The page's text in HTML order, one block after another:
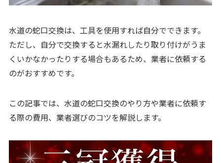
水道の蛇口交換は、工具を使用すれば自分でできます。
ただし、自分で交換すると水漏れしたり取り付けがうま
くいかなかったりする場合もあるため、業者に依頼する
のがおすすめです。
この記事では、水道の蛇口交換のやり方や業者に依頼す
る際の費用、業者選びのコツを解説します。